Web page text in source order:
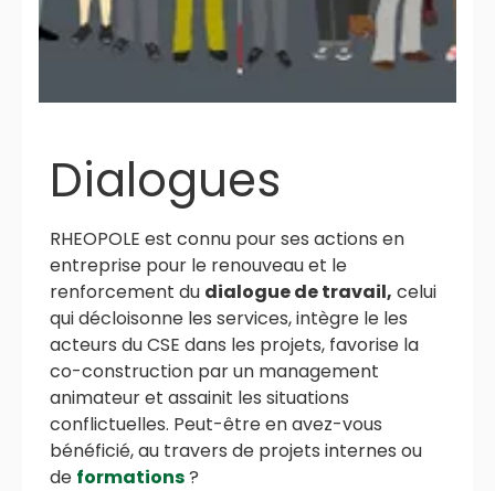
Dialogues
RHEOPOLE est connu pour ses actions en
entreprise pour le renouveau et le
renforcement du dialogue de travail, celui
qui décloisonne les services, intègre le les
acteurs du CSE dans les projets, favorise la
co-construction par un management
animateur et assainit les situations
conflictuelles. Peut-être en avez-vous
bénéficié, au travers de projets internes ou
de formations?